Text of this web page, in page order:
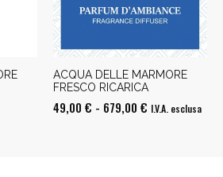
ACQUA DELLE MARMORE
FRESCO RICARICA
49,00 € - 679,00 € Fascia
I.V.A. esclusa